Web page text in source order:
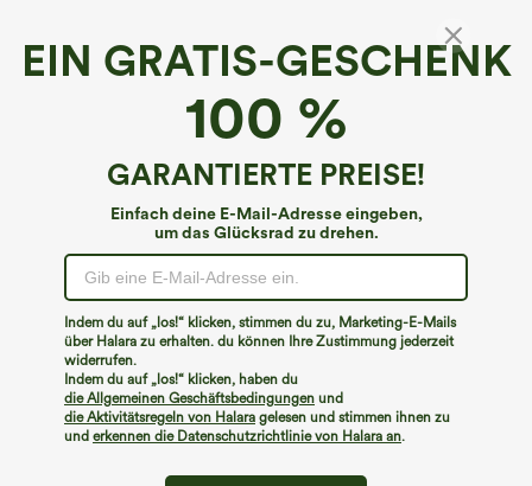
EIN GRATIS-GESCHENK
100 %
GARANTIERTE PREISE!
Einfach deine E-Mail-Adresse eingeben,
um das Glücksrad zu drehen.
Indem du auf „los!“ klicken, stimmen du zu, Marketing-E-Mails
über Halara zu erhalten. du können Ihre Zustimmung jederzeit
widerrufen.
Indem du auf „los!“ klicken, haben du
die Allgemeinen Geschäftsbedingungen und
die Aktivitätsregeln von Halara gelesen und stimmen ihnen zu
und erkennen die Datenschutzrichtlinie von Halara an.
Halara Flex™ Denim Heat*
Halara Flex™ Thermoleggings Jeggings aus
Fleece und elastischem Strick-Denim mit
€66,95 EUR